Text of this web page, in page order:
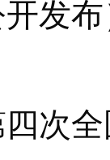
发布
次全